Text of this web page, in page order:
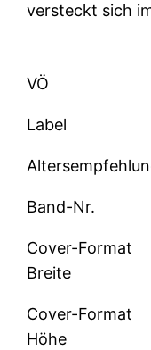
versteckt sich
VÖ
Label
Band-Nr.
Cover-Format
Breite
Cover-Format
Höhe